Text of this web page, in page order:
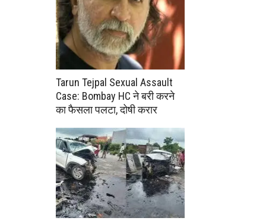
Tarun Tejpal Sexual Assault
Case: Bombay HC ने बरी करने
का फैसला पलटा, दोषी करार